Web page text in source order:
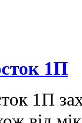
1П
1П